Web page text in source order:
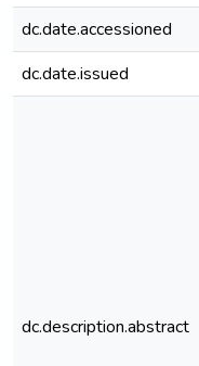
dc.date.accessioned
dc.date.issued
dc.description.abstract